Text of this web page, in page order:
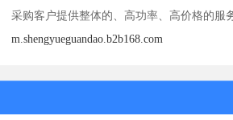
采购客户提供整体的、高功率、高价格的服
m.shengyueguandao.b2b168.com